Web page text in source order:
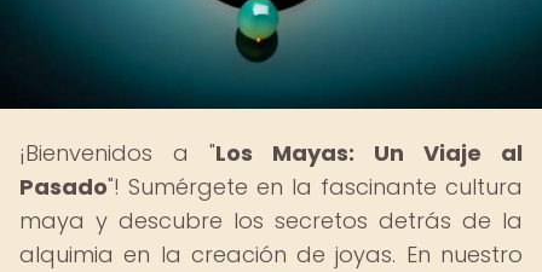
¡Bienvenidos a "Los Mayas: Un Viaje al
Pasado"! Sumérgete en la fascinante cultura
maya y descubre los secretos detrás de la
alquimia en la creación de joyas. En nuestro